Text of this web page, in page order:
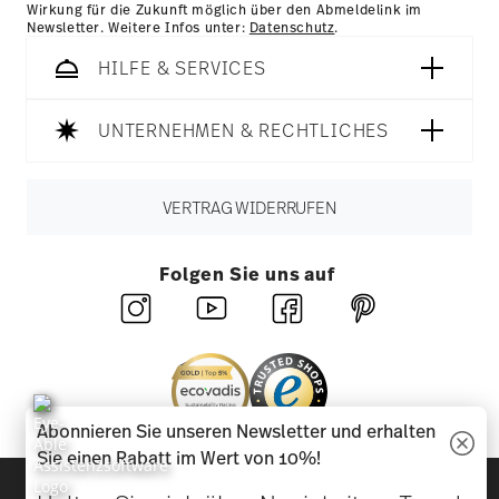
Wirkung für die Zukunft möglich über den Abmeldelink im
Newsletter. Weitere Infos unter: Datenschutz.
HILFE & SERVICES
UNTERNEHMEN & RECHTLICHES
VERTRAG WIDERRUFEN
Folgen Sie uns auf
Entdecken Sie unsere Marken
Abonnieren Sie unseren Newsletter und erhalten
Sie einen Rabatt im Wert von 10%!